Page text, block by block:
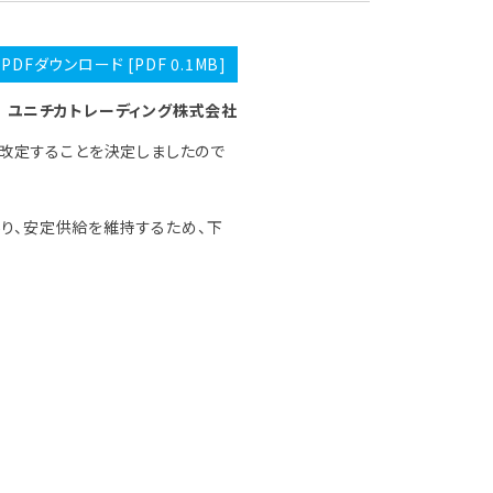
PDFダウンロード [PDF 0.1MB]
ユニチカトレーディング株式会社
定することを決定しましたので
、安定供給を維持するため、下